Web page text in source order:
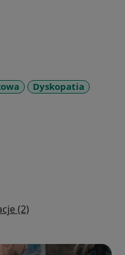
Dyskopatia
(2)